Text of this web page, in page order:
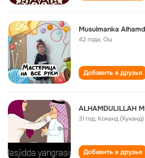
Musulmanka
42 года,Ош
Добавить в друзья
ALHAMDULILLAH
31 год, Коканд (Хуканд)
Добавить в друзья